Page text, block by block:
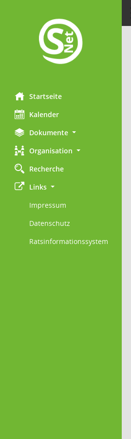
Startseite
Kalender
Dokumente
Organisation
Recherche
Links
Impressum
Datenschutz
Ratsinformationssystem